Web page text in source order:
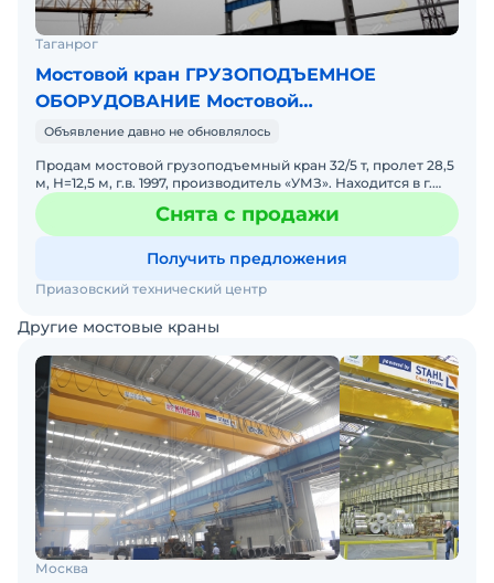
Таганрог
Мостовой кран ГРУЗОПОДЪЕМНОЕ
ОБОРУДОВАНИЕ Мостовой
грузоподъемный 32/5 т
Объявление давно не обновлялось
Продам мостовой грузоподъемный кран 32/5 т, пролет 28,5
м, H=12,5 м, г.в. 1997, производитель «УМЗ». Находится в г.
Таганрог. Комплектация 2020 г. (кабина управ
Снята с продажи
Получить предложения
Приазовский технический центр
Другие мостовые краны
Москва